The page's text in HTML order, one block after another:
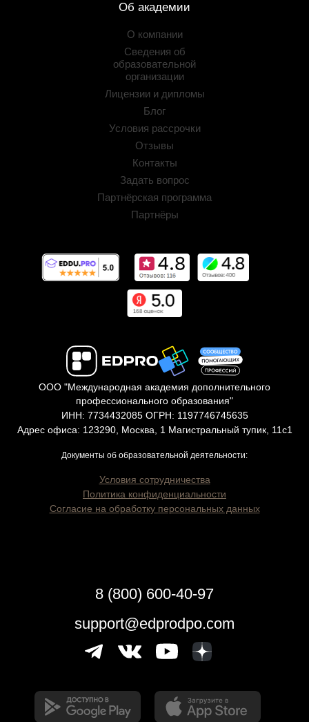
Об академии
О компании
Сведения об
образовательной
организации
Лицензии и дипломы
Блог
Условия рассрочки
Отзывы
Контакты
Задать вопрос
Партнёрская программа
Партнёры
ООО "Международная академия дополнительного
профессионального образования"
ИНН: 7734432085 ОГРН: 1197746745635
Адрес офиса: 123290, Москва, 1 Магистральный тупик, 11с1
Документы об образовательной деятельности:
Условия сотрудничества
Политика конфиденциальности
Согласие на обработку персональных данных
8 (800) 600-40-97
support@edprodpo.com